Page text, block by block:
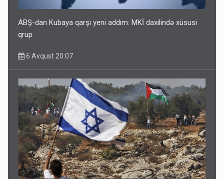
ABŞ-dan Kubaya qarşı yeni addım: MKİ daxilində xüsusi
qrup
6 Avqust 20:07